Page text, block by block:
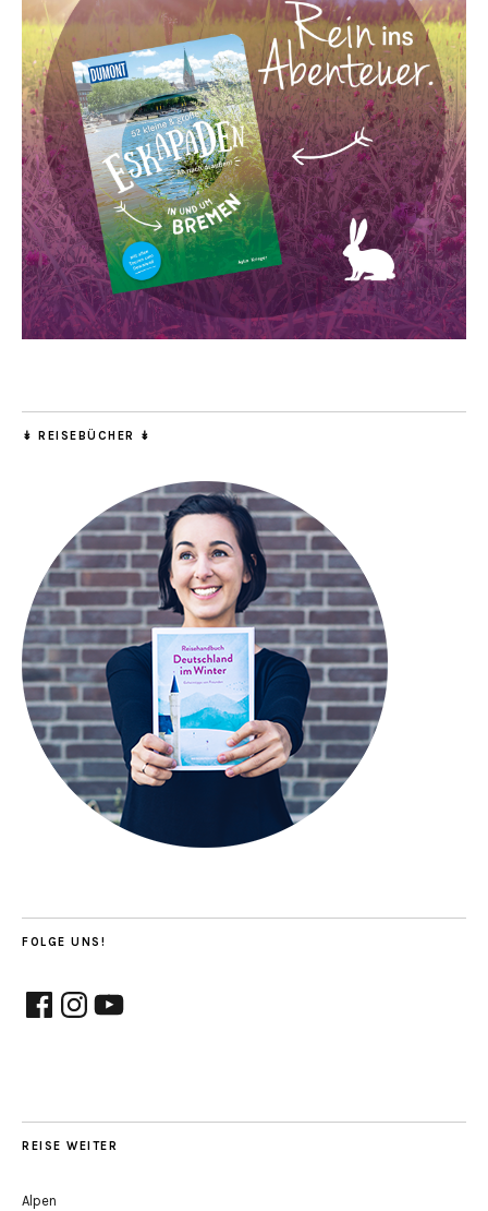
↡ REISEBÜCHER ↡
FOLGE UNS!
FacebookInstagram
YouTube
REISE WEITER
Alpen